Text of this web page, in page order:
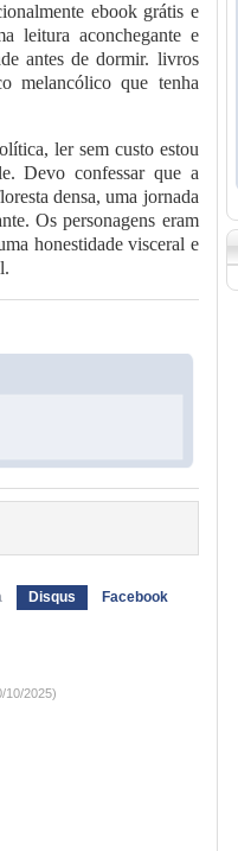
ebook grátis e
leitura aconchegante e
antes de dormir. livros
melancólico que tenha
ler sem custo estou
Devo confessar que a
densa, uma jornada
Os personagens eram
honestidade visceral e
Disqus Facebook
10/2025)